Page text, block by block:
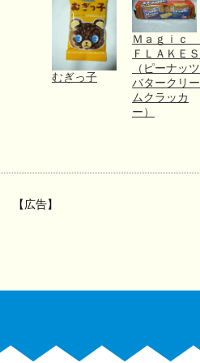
むぎっ子
Ｍａｇｉｃ
ＦＬＡＫＥＳ
（ピーナッツ
バタークリー
ムクラッカ
ー）
【広告】